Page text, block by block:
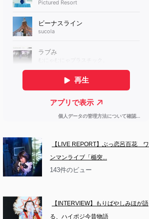
【LIVE REPORT】ぶっ恋呂百花　ワ
ンマンライブ「楯突...
143件のビュー
【INTERVIEW】もりばやしみほが語
る、ハイポジ今昔物語